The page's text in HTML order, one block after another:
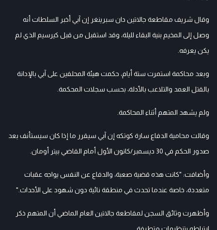
وقال شريف مقاطعة جالاتين دان سبرينغر إن آبي أخبر السلطات أنه
وصل إلى المخيم بنية البقاء لليلة، وقد استقبل من قبل كيرسيم الذي لم
يكن يعرفه.
وبعد محاكمة استمرت ستة أيام، حكمت هيئة المحلفين على آبي بالإدانة
بالقتل العمد والتلاعب بالأدلة، بحسب سجلات المحكمة.
ولم يشهد المتهم أثناء المحاكمة.
وقالت محامية الدفاع سارة كوتكه إن آبي سيقرر ما إذا كان سيستأنف بعد
صدور الحكم في 30 ديسمبر/كانون الأول أمام القاضي بيتر أومان.
وأضافت: "كانت هذه قضية صعبة، والدفاع عن النفس يواجه عقبات
متعددة، خاصة عندما تحدث في منطقة نائية دون شهود على الأحداث."
وأظهرت وثائق السجن لمقاطعة جالاتين العام الماضي أن المتهم ذكر